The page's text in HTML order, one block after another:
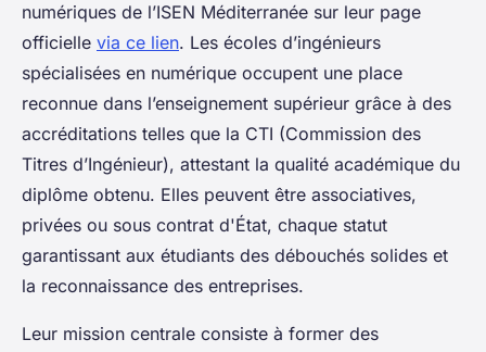
numériques de l’ISEN Méditerranée sur leur page
officielle via ce lien. Les écoles d’ingénieurs
spécialisées en numérique occupent une place
reconnue dans l’enseignement supérieur grâce à des
accréditations telles que la CTI (Commission des
Titres d’Ingénieur), attestant la qualité académique du
diplôme obtenu. Elles peuvent être associatives,
privées ou sous contrat d'État, chaque statut
garantissant aux étudiants des débouchés solides et
la reconnaissance des entreprises.
Leur mission centrale consiste à former des